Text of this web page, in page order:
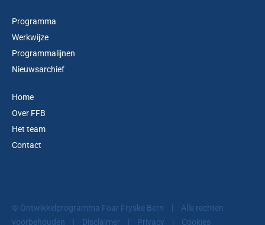
Programma
Werkwijze
Programmalijnen
Nieuwsarchief
Home
Over FFB
Het team
Contact
© Ontwikkelprogramma Foar Fryske Bern |
Alle rechten
voorbehouden
| Disclaimer | Privacy | Cookies